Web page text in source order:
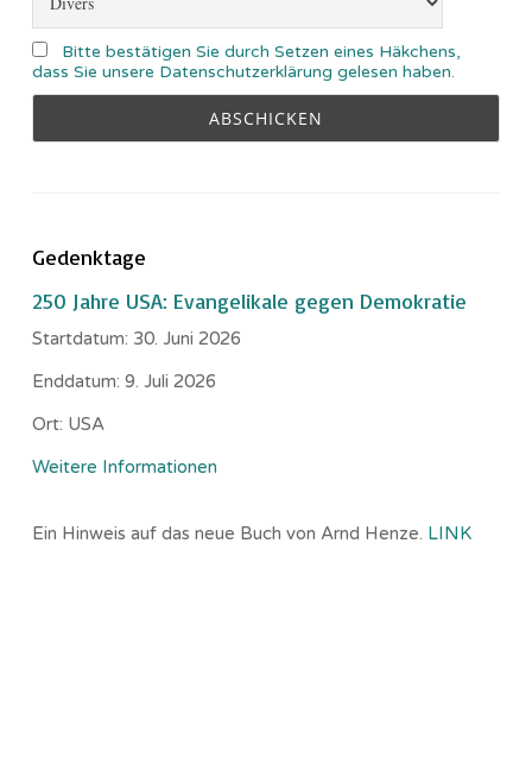
Bitte bestätigen Sie durch Setzen eines Häkchens,
dass Sie unsere Datenschutzerklärung gelesen haben.
Gedenktage
250 Jahre USA: Evangelikale gegen Demokratie
Startdatum: 30. Juni 2026
Enddatum: 9. Juli 2026
Ort: USA
Weitere Informationen
Ein Hinweis auf das neue Buch von Arnd Henze. LINK